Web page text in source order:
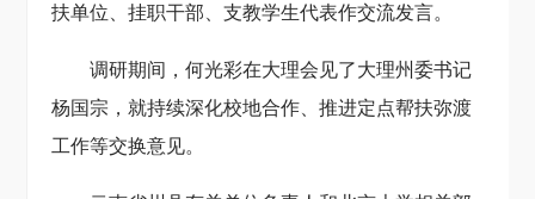
扶单位、挂职干部、支教学生代表作交流发言。
调研期间，何光彩在大理会见了大理州委书记
杨国宗，就持续深化校地合作、推进定点帮扶弥渡
工作等交换意见。